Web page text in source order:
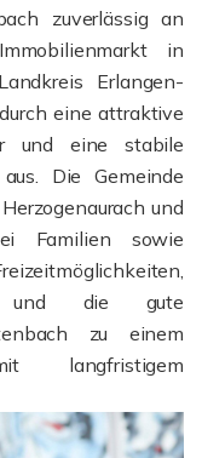
zuverlässig an
in
Erlangen-
eine attraktive
und eine stabile
Die Gemeinde
und
Familien sowie
und die gute
zu einem
langfristigem